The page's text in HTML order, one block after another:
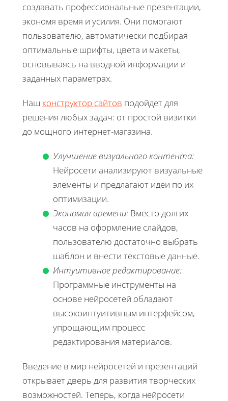
создавать профессиональные презентации,
экономя время и усилия. Они помогают
пользователю, автоматически подбирая
оптимальные шрифты, цвета и макеты,
основываясь на вводной информации и
заданных параметрах.
Наш конструктор сайтов подойдет для
решения любых задач: от простой визитки
до мощного интернет-магазина.
Улучшение визуального контента:
Нейросети анализируют визуальные
элементы и предлагают идеи по их
оптимизации.
Экономия времени: Вместо долгих
часов на оформление слайдов,
пользователю достаточно выбрать
шаблон и внести текстовые данные.
Интуитивное редактирование:
Программные инструменты на
основе нейросетей обладают
высокоинтуитивным интерфейсом,
упрощающим процесс
редактирования материалов.
Введение в мир нейросетей и презентаций
открывает дверь для развития творческих
возможностей. Теперь, когда нейросети